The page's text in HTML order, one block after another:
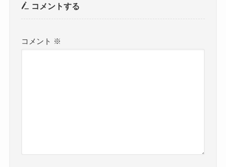
コメントする
コメント ※